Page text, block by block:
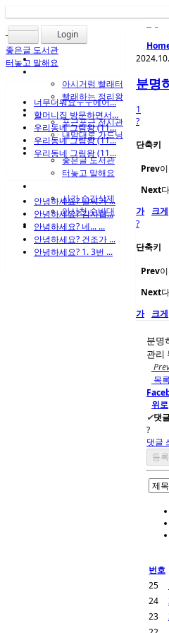
Login
아시거렁 빨래터
빨래하는 정리왕
포근포근 전시관
내맘대로 가드닝
좋은글 도서관
터놓고 말해요
시간 순간삭제
아사천 수비대
좋은글 도서관
터놓고 말해요
너무더워요ㅜㅜ에어...
할머니집 방문하면서...
우리동네 그림왕 (11...
우리동네 그림왕 (11...
우리동네 그림왕 (11...
안녕하세요? 날씨가 ...
안녕하세요? 감사합...
안녕하세요? 네... ...
안녕하세요? 건조가 ...
안녕하세요? 1. 3번 ...
분명
1
?
단축키
Prev
Next
가 크게
?
단축키
Prev
Next
가 크게
분명
관리
목록
위로
✔댓
?
댓글
번호
25
24
23